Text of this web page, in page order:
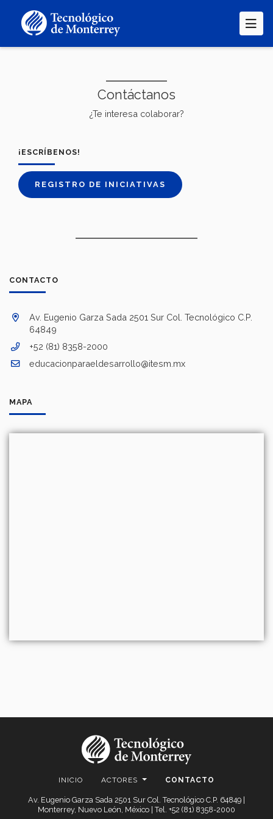
contenido
Contáctanos
¿Te interesa colaborar?
¡ESCRÍBENOS!
REGISTRO DE INICIATIVAS
CONTACTO
Av. Eugenio Garza Sada 2501 Sur Col. Tecnológico C.P.
64849
+52 (81) 8358-2000
educacionparaeldesarrollo@itesm.mx
MAPA
INICIO ACTORES CONTACTO
Av. Eugenio Garza Sada 2501 Sur Col. Tecnológico C.P. 64849 |
Monterrey, Nuevo León, México | Tel. +52 (81) 8358-2000